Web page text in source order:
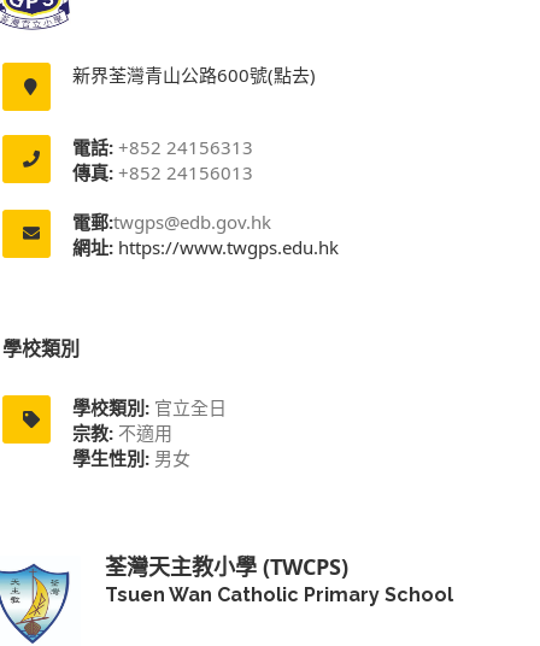
新界荃灣青山公路600號(點去)
電話: +852 24156313
傳真: +852 24156013
電郵:twgps@edb.gov.hk
網址: https://www.twgps.edu.hk
學校類別
學校類別: 官立全日
宗教: 不適用
學生性別: 男女
荃灣天主教小學 (TWCPS)
Tsuen Wan Catholic Primary School